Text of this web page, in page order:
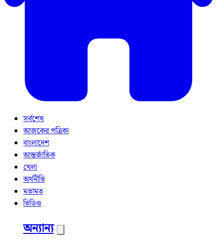
সর্বশেষ
আজকের পত্রিকা
বাংলাদেশ
আন্তর্জাতিক
খেলা
অর্থনীতি
মতামত
ভিডিও
অন্যান্য